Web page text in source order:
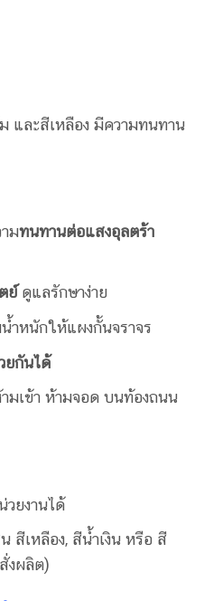
และสีเหลือง มีความทนทาน
มทนทานต่อแสงอุลตร้า
ย์ดูแลรักษาง่าย
ำหนักให้แผงกั้นจราจร
ยกันได้
มเข้า ห้ามจอด บนท้องถนน
ยงานได้
สีเหลือง, สีน้ำเงิน หรือ สี
งผลิต)